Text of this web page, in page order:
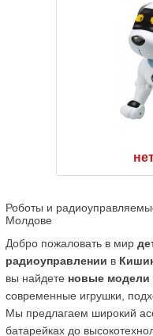
Роботы и
Молдове
Добро пожаловать в мир
радиоуправлении в
вы найдете новые модели
современные игрушки,
Мы предлагаем широкий
батарейках до